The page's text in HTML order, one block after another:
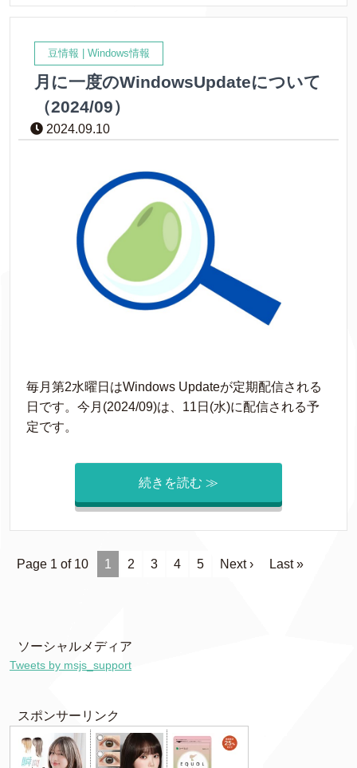
豆情報 Windows情報
月に一度のWindowsUpdateについて
（2024/09）
2024.09.10
毎月第2水曜日はWindows Updateが定期配信される
日です。今月(2024/09)は、11日(水)に配信される予
定です。
続きを読む ≫
Page 1 of 10 1 2 3 4 5 Next › Last »
ソーシャルメディア
Tweets by msjs_support
スポンサーリンク